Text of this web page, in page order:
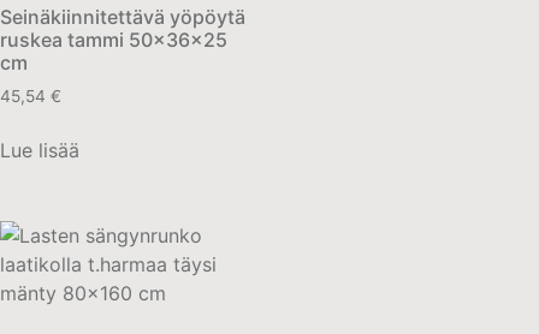
Seinäkiinnitettävä yöpöytä
ruskea tammi 50x36x25
cm
45,54 €
Lue lisää